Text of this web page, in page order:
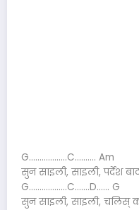
G………………C………. Am
सुन साइली, साइली, पर्देश
G………………C…….D…… G
सुन साइली, साइली, चलिस्